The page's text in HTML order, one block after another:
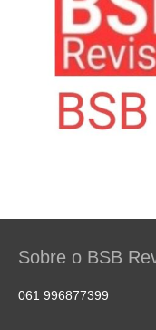
Sobre o BSB
061 996877399